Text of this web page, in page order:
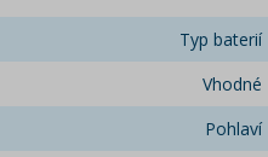
Typ baterií
Vhodné
Pohlaví